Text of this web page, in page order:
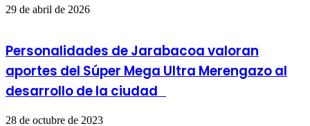
29 de abril de 2026
Personalidades de Jarabacoa valoran
aportes del Súper Mega Ultra Merengazo al
desarrollo de la ciudad
28 de octubre de 2023